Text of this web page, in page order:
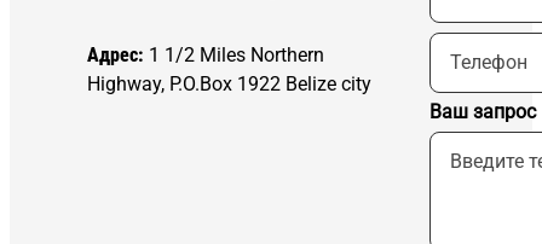
Адрес: 1 1/2 Miles Northern
Highway, P.O.Box 1922 Belize city
Ваш запрос